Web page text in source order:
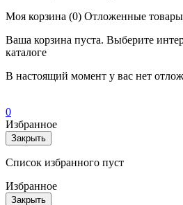
Моя корзина (0) Отложенные товары
Ваша корзина пуста. Выберите
каталоге
В настоящий момент у вас нет
0
Избранное
Закрыть
Список избранного пуст
Избранное
Закрыть